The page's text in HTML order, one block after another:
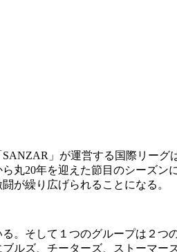
」が運営する国際リーグ
丸20年を迎えた節目のシーズン
が繰り広げられることになる。
そして１つのグループは２つ
ズ、チーターズ、ストーマー